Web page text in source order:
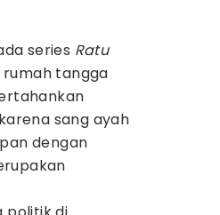
series Ratu
tangga
sang ayah
dengan